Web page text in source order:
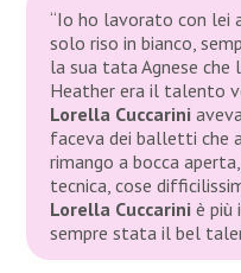
“Io ho lavorato con lei
solo riso in bianco,
la sua tata Agnese che
Heather era il talento
Lorella Cuccarini
faceva dei balletti che
rimango a bocca
tecnica, cose
Lorella Cuccariniè più
sempre stata il bel